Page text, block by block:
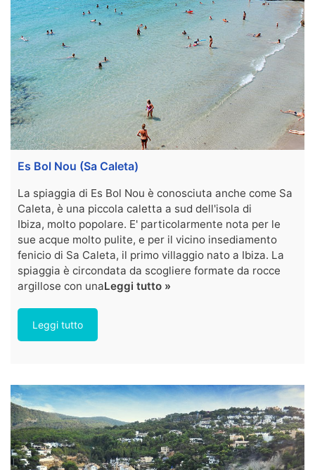
Es Bol Nou (Sa Caleta)
La spiaggia di Es Bol Nou è conosciuta anche come Sa
Caleta, è una piccola caletta a sud dell'isola di
Ibiza, molto popolare. E' particolarmente nota per le
sue acque molto pulite, e per il vicino insediamento
fenicio di Sa Caleta, il primo villaggio nato a Ibiza. La
spiaggia è circondata da scogliere formate da rocce
argillose con unaLeggi tutto »
Leggi tutto